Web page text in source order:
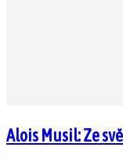
Alois Musil: Ze